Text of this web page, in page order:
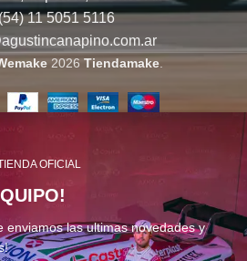
11 5051 5116
2026 Tiendamake.
OFICIAL
enviamos las ultimas novedades y